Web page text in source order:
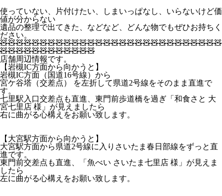
使っていない、片付けたい、しまいっぱなし、いらないけど価
値が分からない
遺品の整理で出てきた、などなど、どんな物でもぜひお持ちく
ださい。
🧸🧸🧸🧸🧸🧸🧸🧸🧸🧸🧸🧸🧸🧸🧸🧸🧸🧸🧸🧸🧸🧸🧸🧸🧸🧸🧸🧸
🧸🧸🧸🧸🧸🧸🧸🧸🧸🧸🧸🧸
店舗周辺情報です。
【岩槻IC方面から向かうと】
岩槻IC方面（国道16号線）から
宮ケ谷塔（交差点）
を左折して県道2号線をそのまま直進で
す。
七里駅入口交差点も直進、東門前歩道橋を過ぎ「和食さと 大
宮七里店 様」が見えましたら
右に曲がる心構えをお願い致します。
【大宮駅方面から向かうと】
大宮駅方面から県道2号線に入りさいたま春日部線をずっと直
進です。
東門前交差点も直進、「魚べい さいたま七里店 様」が見えま
したら
左に曲がる心構えをお願い致します。